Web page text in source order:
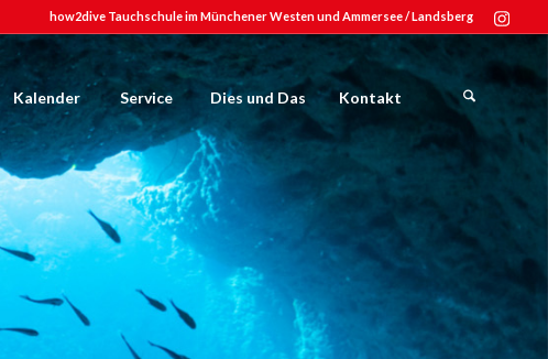
how2dive Tauchschule im Münchener Westen und Ammersee / Landsberg
Kalender Service Dies und Das Kontakt